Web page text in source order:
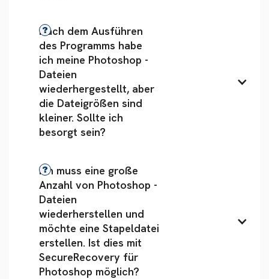
Nach dem Ausführen
des Programms habe
ich meine Photoshop -
Dateien
wiederhergestellt, aber
die Dateigrößen sind
kleiner. Sollte ich
besorgt sein?
Ich muss eine große
Anzahl von Photoshop -
Dateien
wiederherstellen und
möchte eine Stapeldatei
erstellen. Ist dies mit
SecureRecovery für
Photoshop möglich?